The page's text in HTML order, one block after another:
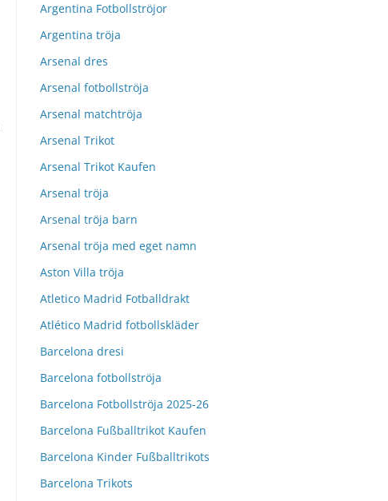
Argentina Fotbollströjor
Argentina tröja
Arsenal dres
Arsenal fotbollströja
Arsenal matchtröja
Arsenal Trikot
Arsenal Trikot Kaufen
Arsenal tröja
Arsenal tröja barn
Arsenal tröja med eget namn
Aston Villa tröja
Atletico Madrid Fotballdrakt
Atlético Madrid fotbollskläder
Barcelona dresi
Barcelona fotbollströja
Barcelona Fotbollströja 2025-26
Barcelona Fußballtrikot Kaufen
Barcelona Kinder Fußballtrikots
Barcelona Trikots